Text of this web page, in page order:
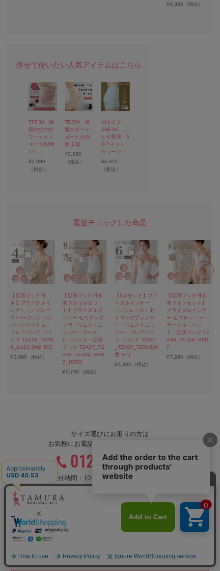
¥6,385 （税込）
TPF38 綿
混のびのび
フィットシ
ョーツ[M便
1/5]
¥2,090
（税込）
TEJ04 骨
盤サポート
ガードル[M
便 1/2]
¥3,960
（税込）
旧タイプ
SNE36 し
とや華凛 3
Dフィット
ショーツ
¥4,950
（税込）
【拡張フック付
き】ブライダルイ
ンナー（ノンレー
ス/ベージュ）ベア
バックビスチェ・
フレアパンツ・パ
ッド TZA06_TZR0
6_tc102 [M便 5/7]
¥3,890 （税込）
【拡張フック付き
美スタイルセッ
ト】ブライダルイ
ンナー セミロング
ブラ・ウエストニ
ッパー・ガード
ル・パッド・拡張
フック TZA07_TZ
V07_TEJ04_HBD
2_HBD8
¥9,790 （税込）
【6点セット】ブラ
イダルインナー
（ノンレース）セ
ミロングブラジャ
ー・ウエストニッ
パー・フレアパン
ツ・パッド TZA07
_TZV07_TZR06[M
便 6/7]
¥6,385 （税込）
【拡張フック付き
美ラインセット】
ブライダルインナ
ー ビスチェ・ー・
ガードル・パッ
ド・拡張フック TZ
A06_TEJ04_HBD
7
¥7,260 （税込）
サイズ選びにお困りの方は
お気軽にお電話にてお問い合わせください
0120-075-377
受付時間：10:00〜17:00（土日祝休み）
タムラの下着は「返品・交換」可能です
期間限定価格を含むセール価格でのお買い物は、返品交換の
対象外です。